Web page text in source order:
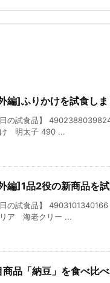
編]ふりかけを試食しま
日の試食品】
け 明太子 490 ...
編]1品2役の新商品を
日の試食品】
ア 海老クリー ...
商品「納豆」を食べ比